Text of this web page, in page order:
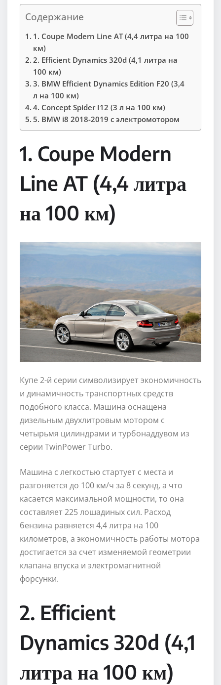
Содержание
1. Coupe Modern Line AT (4,4 литра на 100
км)
2. Efficient Dynamics 320d (4,1 литра на
100 км)
3. BMW Efficient Dynamics Edition F20 (3,4
л на 100 км)
4. Concept Spider I12 (3 л на 100 км)
5. BMW i8 2018-2019 с электромотором
1. Coupe Modern
Line AT (4,4 литра
на 100 км)
Купе 2-й серии символизирует экономичность
и динамичность транспортных средств
подобного класса. Машина оснащена
дизельным двухлитровым мотором с
четырьмя цилиндрами и турбонаддувом из
серии TwinPower Turbo.
Машина с легкостью стартует с места и
разгоняется до 100 км/ч за 8 секунд, а что
касается максимальной мощности, то она
составляет 225 лошадиных сил. Расход
бензина равняется 4,4 литра на 100
километров, а экономичность работы мотора
достигается за счет изменяемой геометрии
клапана впуска и электромагнитной
форсунки.
2. Efficient
Dynamics 320d (4,1
литра на 100 км)